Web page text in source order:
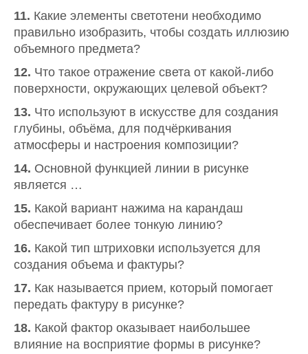
11. Какие элементы светотени необходимо
правильно изобразить, чтобы создать иллюзию
объемного предмета?
12. Что такое отражение света от какой-либо
поверхности, окружающих целевой объект?
13. Что используют в искусстве для создания
глубины, объёма, для подчёркивания
атмосферы и настроения композиции?
14. Основной функцией линии в рисунке
является …
15. Какой вариант нажима на карандаш
обеспечивает более тонкую линию?
16. Какой тип штриховки используется для
создания объема и фактуры?
17. Как называется прием, который помогает
передать фактуру в рисунке?
18. Какой фактор оказывает наибольшее
влияние на восприятие формы в рисунке?